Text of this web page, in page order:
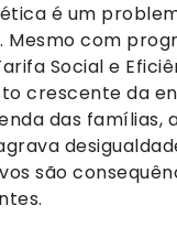
é um
Mesmo com
Social e
crescente da
das famílias,
são